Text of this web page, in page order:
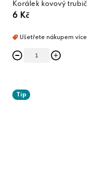
Korálek kovový
6 Kč
Tip